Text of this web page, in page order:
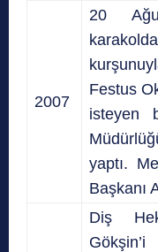
2007
20
Festus
isteyen
yaptı.
Başkanı
Diş